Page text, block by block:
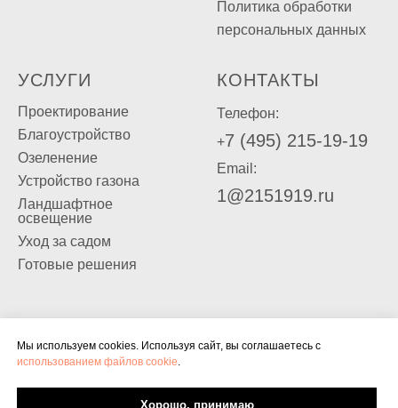
Политика обработки
персональных данных
УСЛУГИ
Проектирование
Благоустройство
Озеленение
Устройство газона
Ландшафтное
освещение
Уход за садом
Готовые решения
КОНТАКТЫ
Телефон:
+7 (495) 215-19-19
Email:
1@2151919.ru
© Садовый центр "Богородский". Все права
ИП ГК(Ф)Х Кузнецова М.И.
Информация, размещённая на сайте, носит
и не является публичной офертой.
Мы используем cookies. Используя сайт, вы соглашаетесь с
использованием файлов cookie.
Хорошо, принимаю